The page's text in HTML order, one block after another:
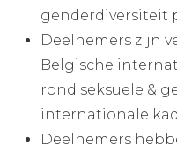
genderdiversiteit
Deelnemers zijn
Belgische
rond seksuele &
internationale
Deelnemers